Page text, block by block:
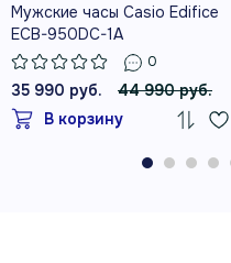
Мужские часы Casio Edifice
ECB-950DC-1A
0
35 990 руб.
44 990 руб.
В корзину